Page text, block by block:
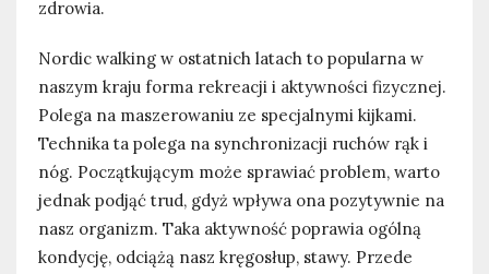
zdrowia.
Nordic walking w ostatnich latach to popularna w
naszym kraju forma rekreacji i aktywności fizycznej.
Polega na maszerowaniu ze specjalnymi kijkami.
Technika ta polega na synchronizacji ruchów rąk i
nóg. Początkującym może sprawiać problem, warto
jednak podjąć trud, gdyż wpływa ona pozytywnie na
nasz organizm. Taka aktywność poprawia ogólną
kondycję, odciążą nasz kręgosłup, stawy. Przede